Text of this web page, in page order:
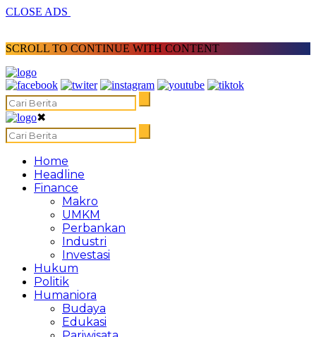
CLOSE ADS
SCROLL TO CONTINUE WITH CONTENT
✖
Home
Headline
Finance
Makro
UMKM
Perbankan
Industri
Investasi
Hukum
Politik
Humaniora
Budaya
Edukasi